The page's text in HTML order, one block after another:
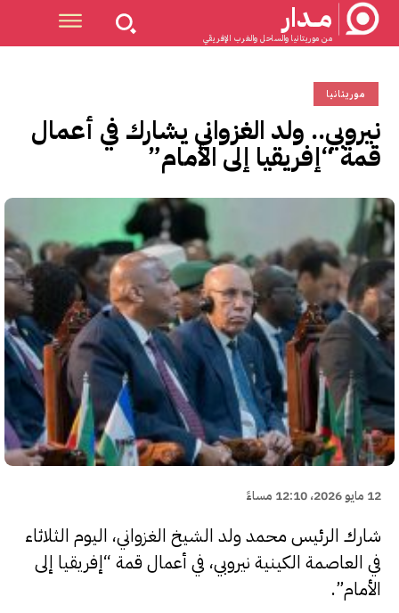
مــدار
من موريتانيا والساحل والغرب الإفريقي
موريتانيا
نيروبي.. ولد الغزواني يشارك في أعمال
قمة “إفريقيا إلى الأمام”
12 مايو 2026، 12:10 مساءً
شارك الرئيس محمد ولد الشيخ الغزواني، اليوم الثلاثاء
في العاصمة الكينية نيروبي، في أعمال قمة “إفريقيا إلى
الأمام”.